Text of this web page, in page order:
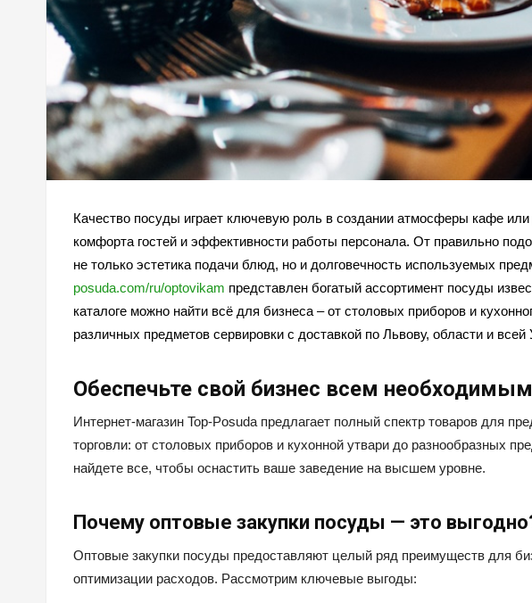
Качество посуды играет ключевую роль в создании атмосферы кафе или
комфорта гостей и эффективности работы персонала. От правильно
не только эстетика подачи блюд, но и долговечность используемых
posuda.com/ru/optovikam представлен богатый ассортимент посуды
каталоге можно найти всё для бизнеса – от столовых приборов и
различных предметов сервировки с доставкой по Львову, области и всей
Обеспечьте свой бизнес всем
Интернет-магазин Top-Posuda предлагает полный спектр товаров для
торговли: от столовых приборов и кухонной утвари до разнообразных
найдете все, чтобы оснастить ваше заведение на высшем уровне.
Почему оптовые закупки посуды — это
Оптовые закупки посуды предоставляют целый ряд преимуществ для
оптимизации расходов. Рассмотрим ключевые выгоды: